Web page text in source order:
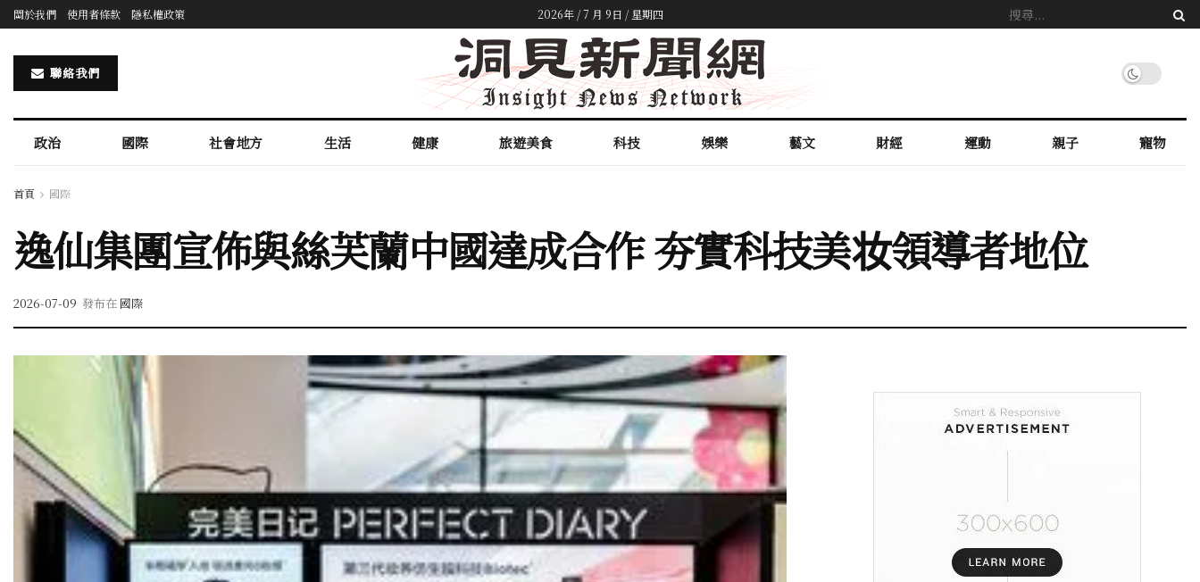
關於我們 使用者條款 隱私權政策 2026年 / 7 月 9日 / 星期四
聯絡我們
政治 國際 社會地方 生活 健康 旅遊美食 科技 娛樂 藝文 財經 運動 親子 寵物
首頁 國際
逸仙集團宣佈與絲芙蘭中國達成合作 夯實科技美妆領導者地位
2026-07-09 發布在 國際